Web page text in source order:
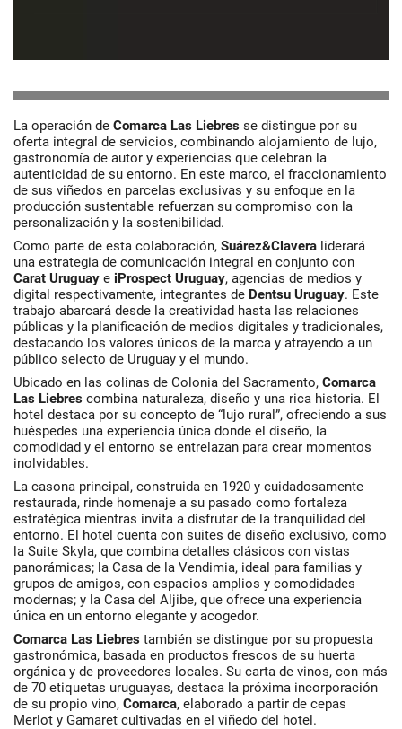
La operación de Comarca Las Liebres se distingue por su
oferta integral de servicios, combinando alojamiento de lujo,
gastronomía de autor y experiencias que celebran la
autenticidad de su entorno. En este marco, el fraccionamiento
de sus viñedos en parcelas exclusivas y su enfoque en la
producción sustentable refuerzan su compromiso con la
personalización y la sostenibilidad.
Como parte de esta colaboración, Suárez&Clavera liderará
una estrategia de comunicación integral en conjunto con
Carat Uruguay e iProspect Uruguay, agencias de medios y
digital respectivamente, integrantes de Dentsu Uruguay. Este
trabajo abarcará desde la creatividad hasta las relaciones
públicas y la planificación de medios digitales y tradicionales,
destacando los valores únicos de la marca y atrayendo a un
público selecto de Uruguay y el mundo.
Ubicado en las colinas de Colonia del Sacramento, Comarca
Las Liebres combina naturaleza, diseño y una rica historia. El
hotel destaca por su concepto de “lujo rural”, ofreciendo a sus
huéspedes una experiencia única donde el diseño, la
comodidad y el entorno se entrelazan para crear momentos
inolvidables.
La casona principal, construida en 1920 y cuidadosamente
restaurada, rinde homenaje a su pasado como fortaleza
estratégica mientras invita a disfrutar de la tranquilidad del
entorno. El hotel cuenta con suites de diseño exclusivo, como
la Suite Skyla, que combina detalles clásicos con vistas
panorámicas; la Casa de la Vendimia, ideal para familias y
grupos de amigos, con espacios amplios y comodidades
modernas; y la Casa del Aljibe, que ofrece una experiencia
única en un entorno elegante y acogedor.
Comarca Las Liebres también se distingue por su propuesta
gastronómica, basada en productos frescos de su huerta
orgánica y de proveedores locales. Su carta de vinos, con más
de 70 etiquetas uruguayas, destaca la próxima incorporación
de su propio vino, Comarca, elaborado a partir de cepas
Merlot y Gamaret cultivadas en el viñedo del hotel.